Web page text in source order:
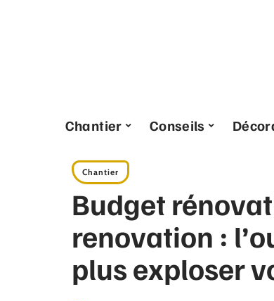
Chantier Conseils
Chantier
Budget
renovation :
plus exploser